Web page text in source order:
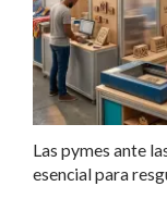
Las pymes ante
esencial para